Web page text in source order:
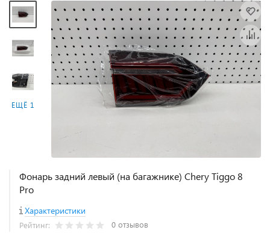
ЕЩЁ 1
Фонарь задний левый (на багажнике) Chery Tiggo 8
Pro
Характеристики
Рейтинг: 0 отзывов